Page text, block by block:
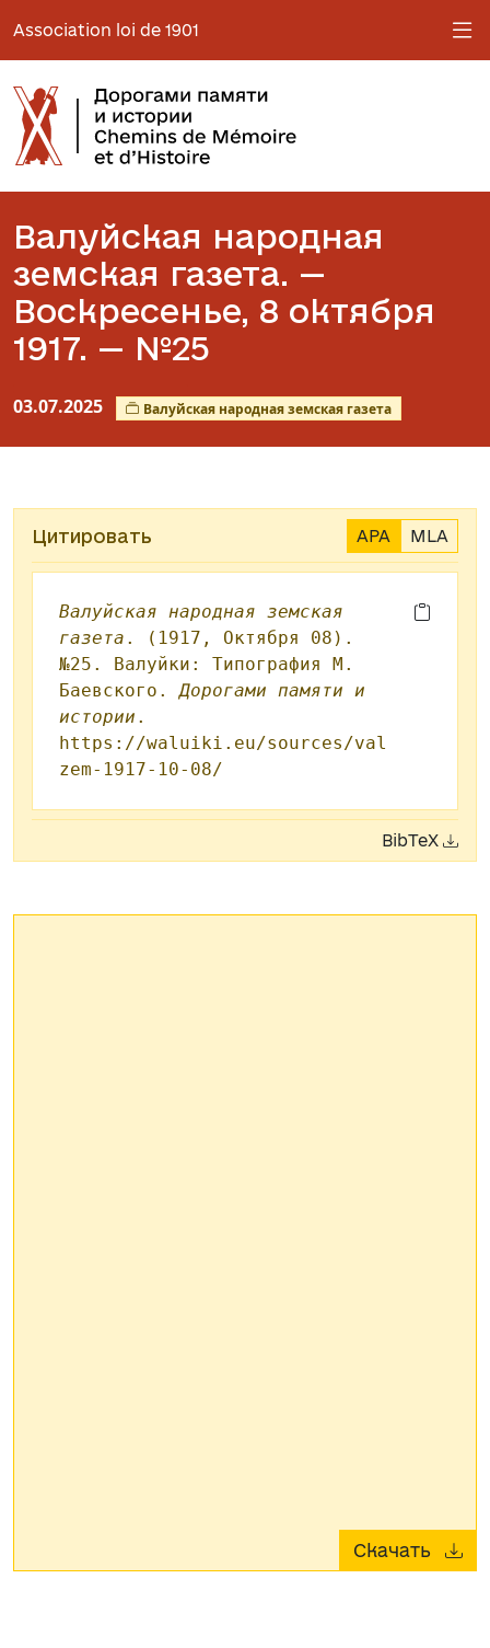
Association loi de 1901
Валуйская народная
земская газета. —
Воскресенье, 8 октября
1917. — №25
03.07.2025 Валуйская народная земская газета
Цитировать APA MLA
Валуйская народная земская
газета . (1917, Октября 08).
№25. Валуйки: Типография М.
Баевского.Дорогами памяти и
истории .
https://waluiki.eu/sources/val
zem-1917-10-08/
BibTeX
Скачать